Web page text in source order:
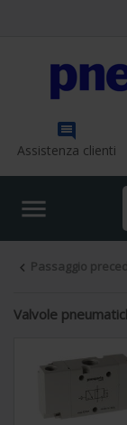

Assistenza clienti

 Passaggio
Valvole